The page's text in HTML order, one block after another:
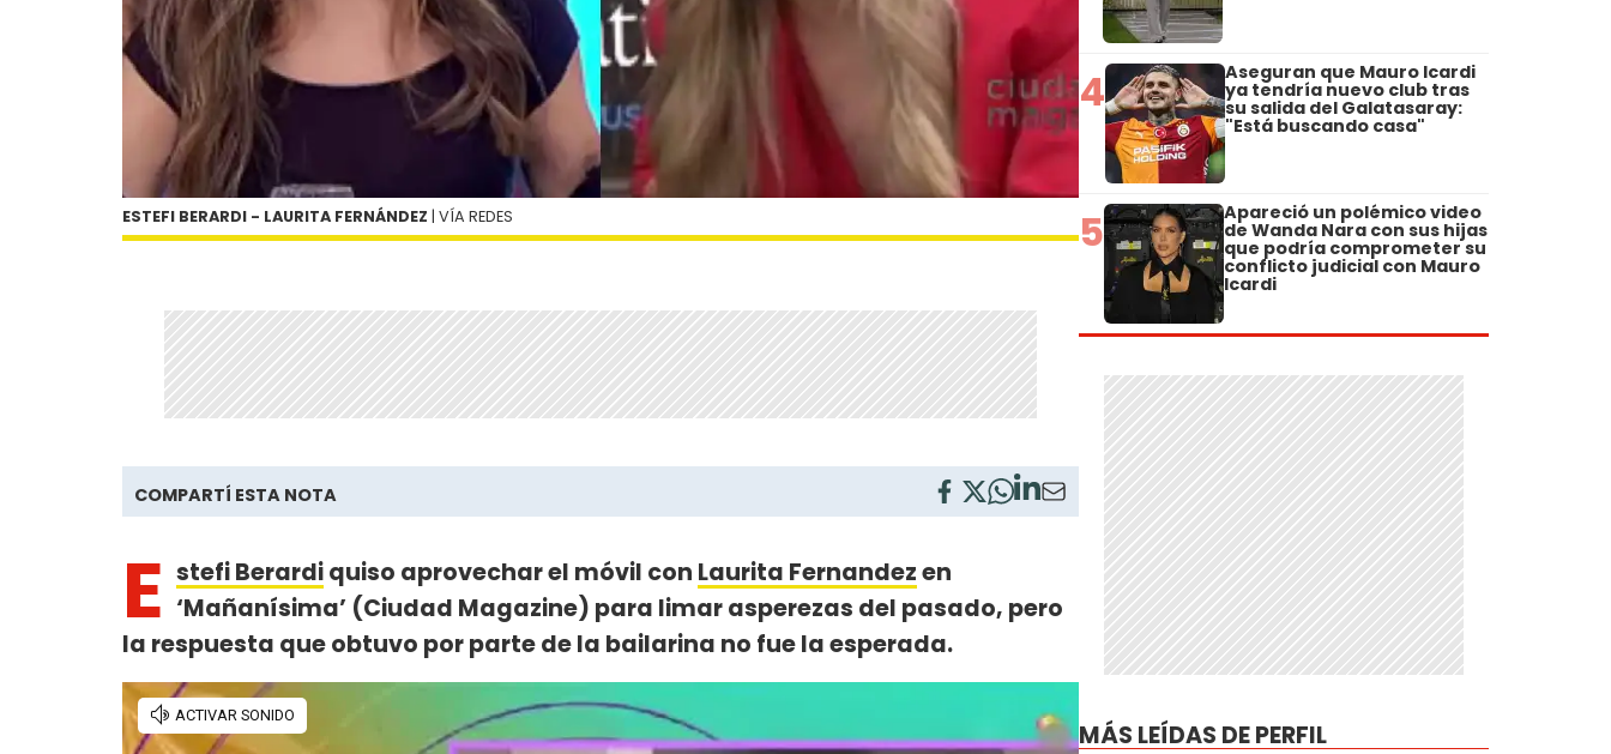
ESTEFI BERARDI - LAURITA FERNÁNDEZ | VÍA REDES
COMPARTÍ ESTA NOTA
E stefi Berardiquiso aprovechar el móvil con Laurita Fernandezen
‘Mañanísima’ (Ciudad Magazine) para limar asperezas del pasado, pero
la respuesta que obtuvo por parte de la bailarina no fue la esperada.
4 Aseguran que Mauro Icardi
ya tendría nuevo club tras
su salida del Galatasaray:
"Está buscando casa"
5 Apareció un polémico video
de Wanda Nara con sus hijas
que podría comprometer su
conflicto judicial con Mauro
Icardi
MÁS LEÍDAS DE PERFIL